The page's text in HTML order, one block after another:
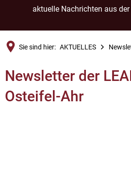
aktuelle Nachrichten aus der
Sie sind hier: AKTUELLES
Newsletter
Newsletter der
Osteifel-Ahr